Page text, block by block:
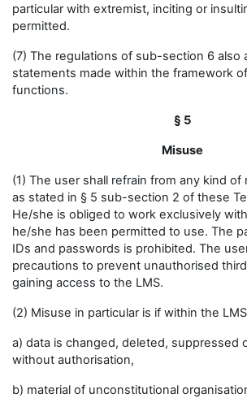
particular with extremist, inciting or
permitted.
(7) The regulations of sub-section 6 also
statements made within the framework
functions.
§ 5
Misuse
(1) The user shall refrain from any kind of
as stated in § 5 sub-section 2 of these
He/she is obliged to work exclusively
he/she has been permitted to use. The
IDs and passwords is prohibited. The
precautions to prevent unauthorised
gaining access to the LMS.
(2) Misuse in particular is if within the LMS
a) data is changed, deleted, suppressed
without authorisation,
b) material of unconstitutional